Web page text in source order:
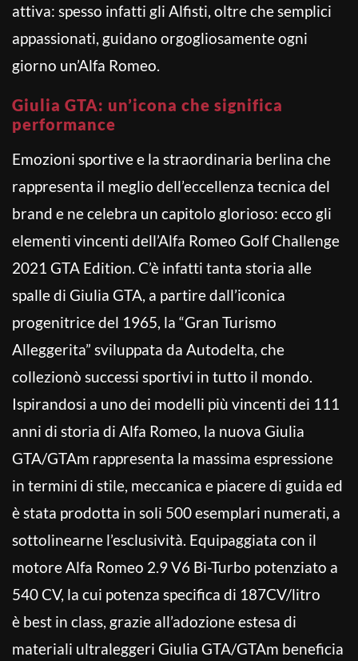
attiva: spesso infatti gli Alfisti, oltre che semplici
appassionati, guidano orgogliosamente ogni
giorno un’Alfa Romeo.
Giulia GTA: un’icona che significa
performance
Emozioni sportive e la straordinaria berlina che
rappresenta il meglio dell’eccellenza tecnica del
brand e ne celebra un capitolo glorioso: ecco gli
elementi vincenti dell’Alfa Romeo Golf Challenge
2021 GTA Edition. C’è infatti tanta storia alle
spalle di Giulia GTA, a partire dall’iconica
progenitrice del 1965, la “Gran Turismo
Alleggerita” sviluppata da Autodelta, che
collezionò successi sportivi in tutto il mondo.
Ispirandosi a uno dei modelli più vincenti dei 111
anni di storia di Alfa Romeo, la nuova Giulia
GTA/GTAm rappresenta la massima espressione
in termini di stile, meccanica e piacere di guida ed
è stata prodotta in soli 500 esemplari numerati, a
sottolinearne l’esclusività. Equipaggiata con il
motore Alfa Romeo 2.9 V6 Bi-Turbo potenziato a
540 CV, la cui potenza specifica di 187CV/litro
è best in class, grazie all’adozione estesa di
materiali ultraleggeri Giulia GTA/GTAm beneficia